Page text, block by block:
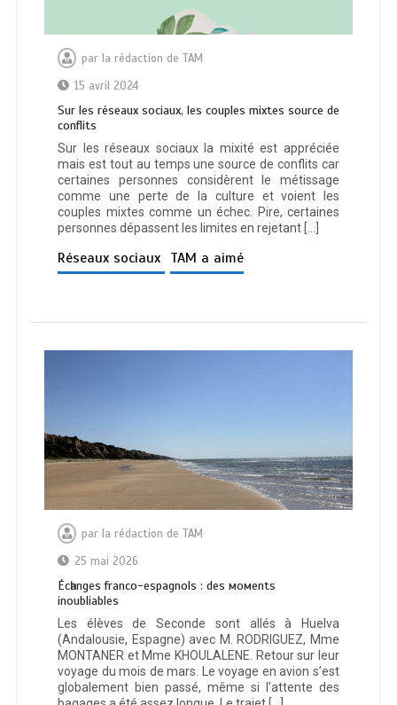
par la rédaction de TAM
15 avril 2024
Sur les réseaux sociaux, les couples mixtes source de
conflits
Sur les réseaux sociaux la mixité est appréciée
mais est tout au temps une source de conflits car
certaines personnes considèrent le métissage
comme une perte de la culture et voient les
couples mixtes comme un échec. Pire, certaines
personnes dépassent les limites en rejetant […]
Réseaux sociaux TAM a aimé
par la rédaction de TAM
25 mai 2026
Éсһаngеѕ frаnсо-еѕраgnоlѕ : dеѕ момеntѕ
іnоublіаblеѕ
Les élèves de Seconde sont allés à Huelva
(Andalousie, Espagne) avec M. RODRIGUEZ, Mme
MONTANER et Mme KHOULALENE. Retour sur leur
voyage du mois de mars. Le voyage en avion s’est
globalement bien passé, même si l’attente des